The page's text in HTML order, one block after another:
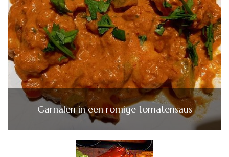
Garnalen in een romige tomatensaus